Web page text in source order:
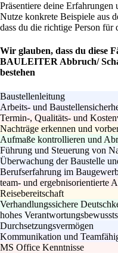
Präsentiere deine
Nutze konkrete Beispiele aus
dass du die richtige Person für
Wir glauben, dass du diese
BAULEITER Abbruch/
bestehen
Baustellenleitung
Arbeits- und
Termin-, Qualitäts- und
Nachträge erkennen und
Aufmaße kontrollieren und
Führung und Steuerung von
Überwachung der Baustelle
Berufserfahrung im
team- und ergebnisorientierte
Reisebereitschaft
Verhandlungssichere
hohes
Durchsetzungsvermögen
Kommunikation und
MS Office Kenntnisse